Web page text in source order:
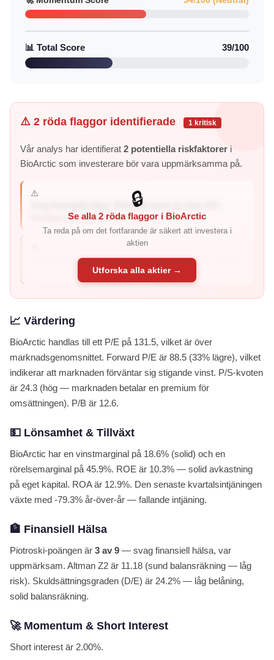
📊 Total Score 39/100
⚠️ 2 röda flaggor identifierade 1 kritisk
Vår analys har identifierat 2 potentiella riskfaktorer i
BioArctic som investerare bör vara uppmärksamma på.
⚠️
Svag finansiell hälsa: Piotroski-score är bara 3/9 –
företaget visar tecken på f...
Fallande intjäning: Kvartalets intjäning har fallit 79% år-
över-år – företage...
🔒
Se alla 2 röda flaggor i BioArctic
Ta reda på om det fortfarande är säkert att investera i
aktien
Utforska alla aktier →
📈 Värdering
BioArctic handlas till ett P/E på 131.5, vilket är över
marknadsgenomsnittet. Forward P/E är 88.5 (33% lägre), vilket
indikerar att marknaden förväntar sig stigande vinst. P/S-kvoten
är 24.3 (hög — marknaden betalar en premium för
omsättningen). P/B är 12.6.
💵 Lönsamhet & Tillväxt
BioArctic har en vinstmarginal på 18.6% (solid) och en
rörelsemarginal på 45.9%. ROE är 10.3% — solid avkastning
på eget kapital. ROA är 12.9%. Den senaste kvartalsintjäningen
växte med -79.3% år-över-år — fallande intjäning.
🏦 Finansiell Hälsa
Piotroski-poängen är 3 av 9 — svag finansiell hälsa, var
uppmärksam. Altman Z2 är 11.18 (sund balansräkning — låg
risk). Skuldsättningsgraden (D/E) är 24.2% — låg belåning,
solid balansräkning.
🚀 Momentum & Short Interest
Short interest är 2.00%.